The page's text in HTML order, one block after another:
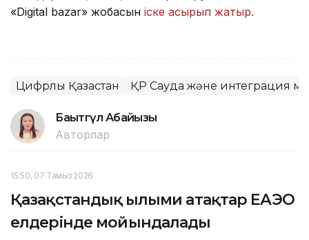
«Digital bazar» жобасын іске асырып жатыр.
Цифрлық Қазақстан ҚР Сауда және интеграция
Бақытгүл Абайқызы
Авторлар
15:50, 07 Тамыз 2026
Қазақстандық ғылыми атақтар ЕАЭО
елдерінде мойындалады